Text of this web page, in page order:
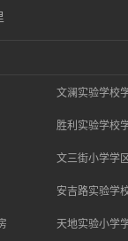
文澜实验学校
胜利实验学校
文三街小学学
安吉路实验学
天地实验小学